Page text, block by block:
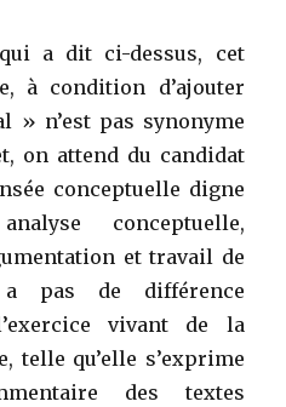
a dit ci-dessus, cet
à condition d’ajouter
» n’est pas synonyme
on attend du candidat
conceptuelle digne
conceptuelle,
et travail de
pas de différence
vivant de la
telle qu’elle s’exprime
des textes